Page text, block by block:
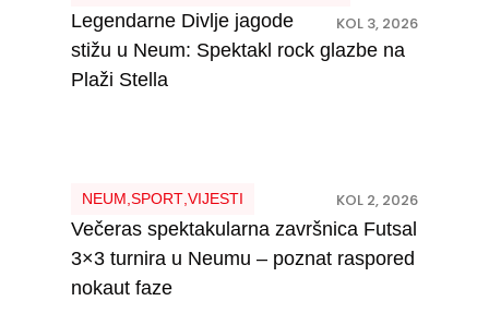
KOL 3, 2026
Legendarne Divlje jagode
stižu u Neum: Spektakl rock glazbe na
Plaži Stella
NEUM SPORT, VIJESTI KOL 2, 2026
Večeras spektakularna završnica Futsal
3×3 turnira u Neumu – poznat raspored
nokaut faze